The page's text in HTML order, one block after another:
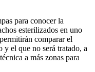
para conocer la
esterilizados en uno
comparar el
y el que no será tratado, a
a más zonas para